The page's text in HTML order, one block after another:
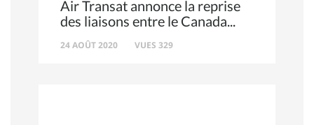
Air Transat annonce la reprise
des liaisons entre le Canada
24 AOÛT 2020 VUES 329